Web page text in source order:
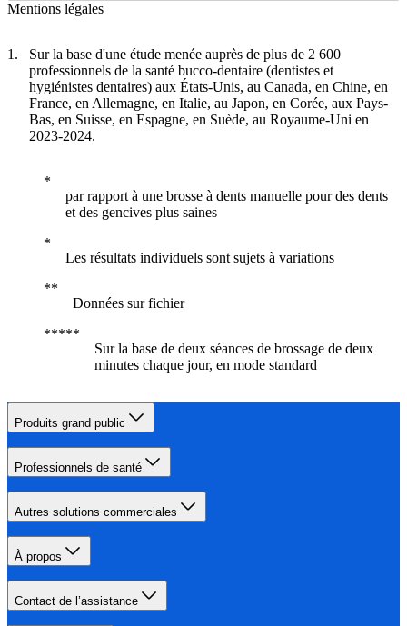
Mentions légales
Sur la base d'une étude menée auprès de plus de 2 600
professionnels de la santé bucco-dentaire (dentistes et
hygiénistes dentaires) aux États-Unis, au Canada, en Chine, en
France, en Allemagne, en Italie, au Japon, en Corée, aux Pays-
Bas, en Suisse, en Espagne, en Suède, au Royaume-Uni en
2023-2024.
par rapport à une brosse à dents manuelle pour des dents
et des gencives plus saines
Les résultats individuels sont sujets à variations
Données sur fichier
Sur la base de deux séances de brossage de deux
minutes chaque jour, en mode standard
Produits grand public
Professionnels de santé
Autres solutions commerciales
À propos
Contact de l’assistance